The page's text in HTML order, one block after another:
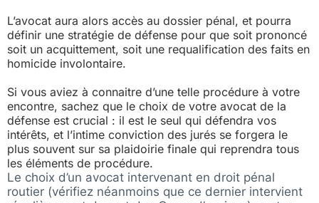
L’avocat aura alors accès au dossier pénal, et pourra
définir une stratégie de défense pour que soit prononcé
soit un acquittement, soit une requalification des faits en
homicide involontaire.
Si vous aviez à connaitre d’une telle procédure à votre
encontre, sachez que le choix de votre avocat de la
défense est crucial : il est le seul qui défendra vos
intérêts, et l’intime conviction des jurés se forgera le
plus souvent sur sa plaidoirie finale qui reprendra tous
les éléments de procédure.
Le choix d’un avocat intervenant en droit pénal
routier (vérifiez néanmoins que ce dernier intervient